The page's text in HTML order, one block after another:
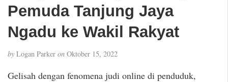
Pemuda Tanjung Jaya
Ngadu ke Wakil Rakyat
by Logan Parker on Oktober 15, 2022
Gelisah dengan fenomena judi online di penduduk,